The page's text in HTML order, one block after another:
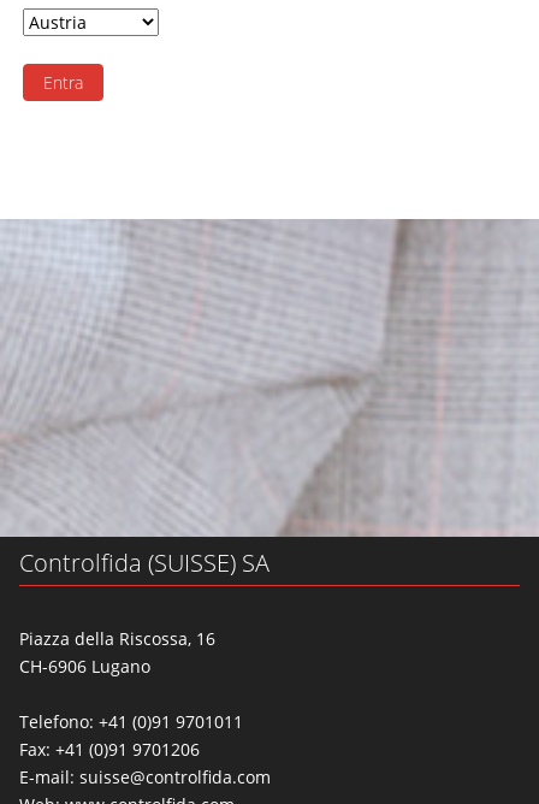
Entra
Controlfida (SUISSE) SA
Piazza della Riscossa, 16
CH-6906 Lugano
Telefono: +41 (0)91 9701011
Fax: +41 (0)91 9701206
E-mail:suisse@controlfida.com